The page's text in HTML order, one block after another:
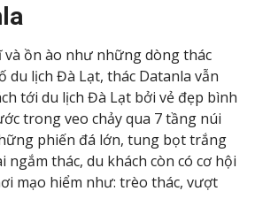
ồn ào như những dòng thác
du lịch Đà Lạt, thác Datanla vẫn
tới du lịch Đà Lạt bởi vẻ đẹp bình
trong veo chảy qua 7 tầng núi
phiến đá lớn, tung bọt trắng
ngắm thác, du khách còn có cơ hội
mạo hiểm như: trèo thác, vượt